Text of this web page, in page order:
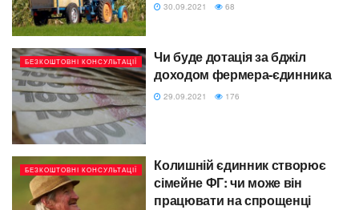
30.09.2021 68
БЕЗКОШТОВНІ КОНСУЛЬТАЦІЇ
Чи буде дотація за бджіл
доходом фермера-єдинника
29.09.2021 176
БЕЗКОШТОВНІ КОНСУЛЬТАЦІЇ
Колишній єдинник створює
сімейне ФГ: чи може він
працювати на спрощенці